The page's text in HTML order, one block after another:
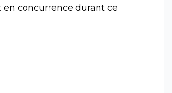
en concurrence durant ce